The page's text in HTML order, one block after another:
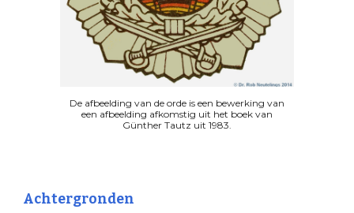
De afbeelding van de orde is een bewerking van
een afbeelding afkomstig uit het boek van
Günther Tautz uit 1983.
Achtergronden